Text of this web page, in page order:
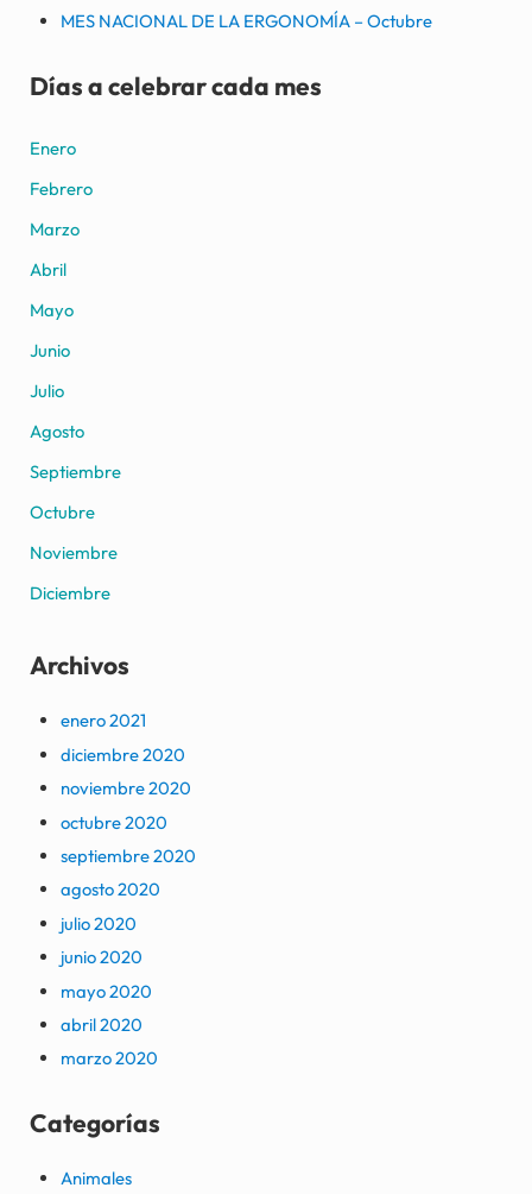
MES NACIONAL DE LA ERGONOMÍA – Octubre
Días a celebrar cada mes
Enero
Febrero
Marzo
Abril
Mayo
Junio
Julio
Agosto
Septiembre
Octubre
Noviembre
Diciembre
Archivos
enero 2021
diciembre 2020
noviembre 2020
octubre 2020
septiembre 2020
agosto 2020
julio 2020
junio 2020
mayo 2020
abril 2020
marzo 2020
Categorías
Animales